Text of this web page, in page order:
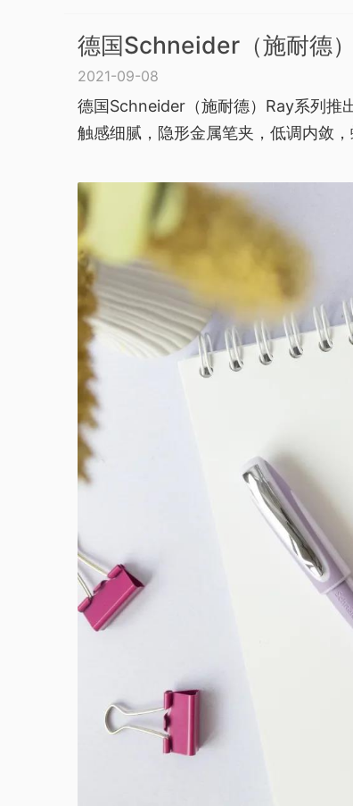
德国Schneider（施耐德
2021-09-08
德国Schneider（施耐德）Ray系列推
触感细腻，隐形金属笔夹，低调内敛，